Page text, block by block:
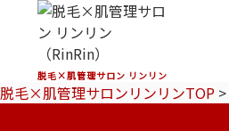
脱毛×肌管理サロン リンリン
脱毛×肌管理サロンリンリンTOP >